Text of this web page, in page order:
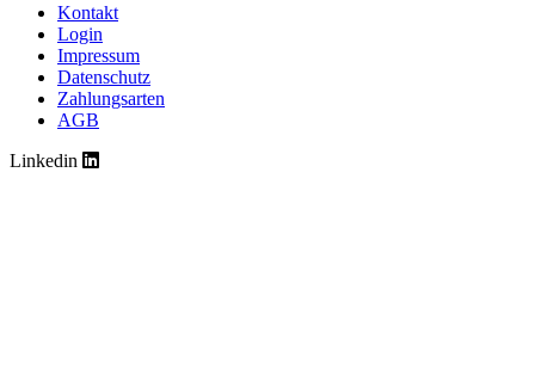
Kontakt
Login
Impressum
Datenschutz
Zahlungsarten
AGB
Linkedin